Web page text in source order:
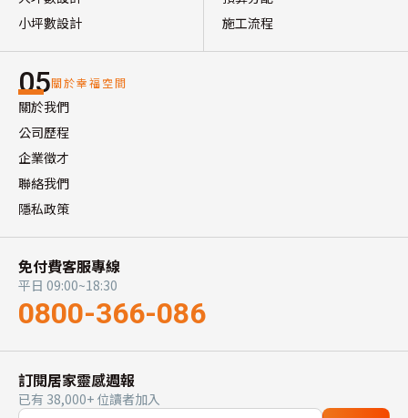
小坪數設計
施工流程
05關於幸福空間
關於我們
公司歷程
企業徵才
聯絡我們
隱私政策
免付費客服專線
平日 09:00~18:30
0800-366-086
訂閱居家靈感週報
已有 38,000+ 位讀者加入